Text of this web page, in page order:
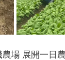
場 展開一日